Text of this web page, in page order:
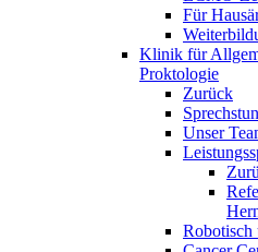
Für
Klinik für
Proktologie
Zurück
Unser
Robotisch